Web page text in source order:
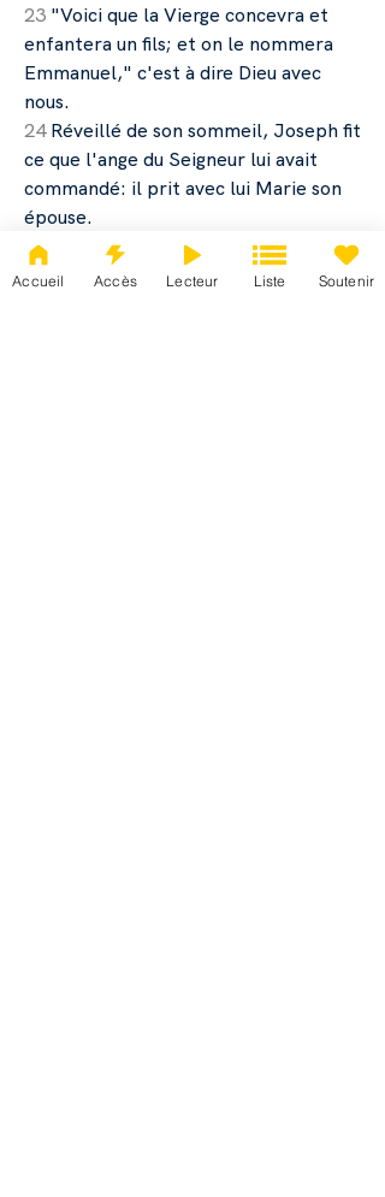
23 "Voici que la Vierge concevra et
enfantera un fils; et on le nommera
Emmanuel," c'est à dire Dieu avec
nous.
24Réveillé de son sommeil, Joseph fit
ce que l'ange du Seigneur lui avait
commandé: il prit avec lui Marie son
épouse.
25Mais il ne la connut point jusqu'à ce
qu'elle enfantât son fils premier-né, à
Accueil Accès Lecteur Liste Soutenir